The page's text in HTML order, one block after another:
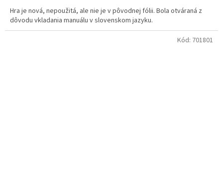
Hra je nová, nepoužitá, ale nie je v pôvodnej fólii. Bola otváraná z
dôvodu vkladania manuálu v slovenskom jazyku.
Kód: 701801